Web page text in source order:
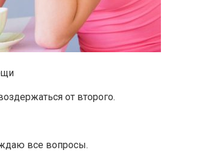
от второго.
все вопросы.